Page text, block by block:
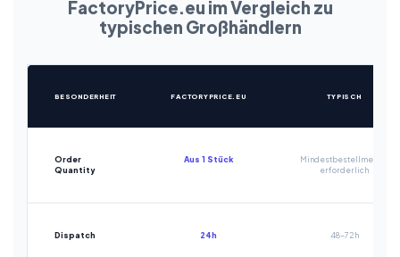
FactoryPrice.eu im Vergleich zu
typischen Großhändlern
BESONDERHEIT FACTORYPRICE.EU TYPISCH
Order
Quantity
Aus 1 Stück
Mindestbestellmenge
erforderlich
Dispatch 24h 48-72h